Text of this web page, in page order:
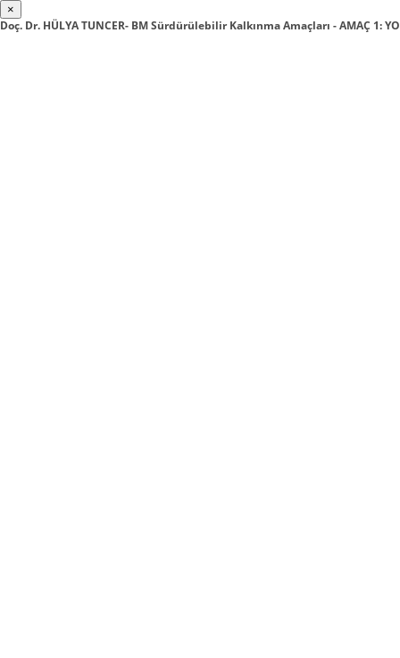
×
Doç. Dr. HÜLYA TUNCER- BM Sürdürülebilir Kalkınma Amaçları - AMAÇ 1: